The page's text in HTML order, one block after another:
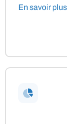
En savoir plus